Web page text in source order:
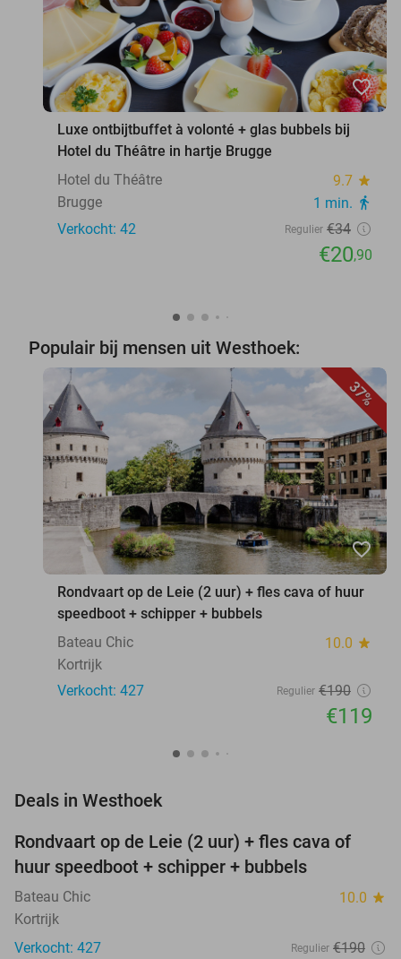
favorite_border
Luxe ontbijtbuffet à volonté + glas bubbels bij
Hotel du Théâtre in hartje Brugge
Hotel du Théâtre
9.7 star
Brugge 1 min. directions_walk
Verkocht: 42 Regulier €34
€20,90
Populair bij mensen uit Westhoek:
37%
favorite_border
Rondvaart op de Leie (2 uur) + fles cava of huur
speedboot + schipper + bubbels
Bateau Chic
10.0 star
Kortrijk
Verkocht: 427
Regulier €190
€119
Deals in Westhoek
37%
Rondvaart op de Leie (2 uur) + fles cava of
huur speedboot + schipper + bubbels
Bateau Chic 10.0 star
Kortrijk
Verkocht: 427
Regulier €190